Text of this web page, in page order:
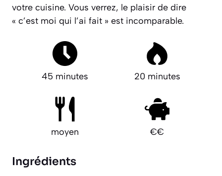
votre cuisine. Vous verrez, le plaisir de dire
« c’est moi qui l’ai fait » est incomparable.
45 minutes 20 minutes
moyen €€
Ingrédients